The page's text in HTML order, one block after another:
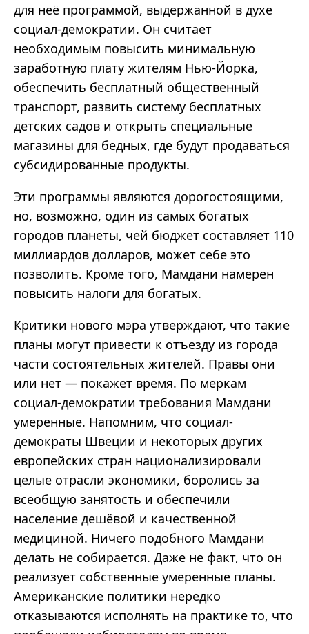
для неё программой, выдержанной в духе
социал-демократии. Он считает
необходимым повысить минимальную
заработную плату жителям Нью-Йорка,
обеспечить бесплатный общественный
транспорт, развить систему бесплатных
детских садов и открыть специальные
магазины для бедных, где будут продаваться
субсидированные продукты.
Эти программы являются дорогостоящими,
но, возможно, один из самых богатых
городов планеты, чей бюджет составляет 110
миллиардов долларов, может себе это
позволить. Кроме того, Мамдани намерен
повысить налоги для богатых.
Критики нового мэра утверждают, что такие
планы могут привести к отъезду из города
части состоятельных жителей. Правы они
или нет — покажет время. По меркам
социал-демократии требования Мамдани
умеренные. Напомним, что социал-
демократы Швеции и некоторых других
европейских стран национализировали
целые отрасли экономики, боролись за
всеобщую занятость и обеспечили
население дешёвой и качественной
медициной. Ничего подобного Мамдани
делать не собирается. Даже не факт, что он
реализует собственные умеренные планы.
Американские политики нередко
отказываются исполнять на практике то, что